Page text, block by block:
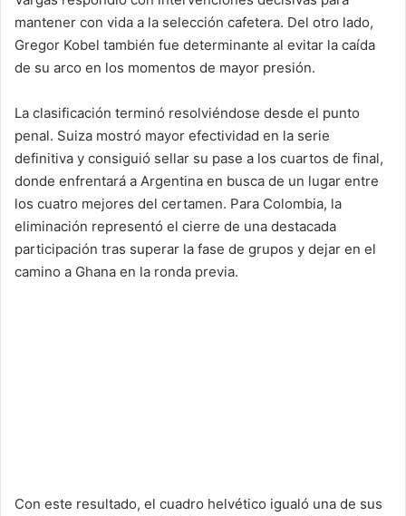
mantener con vida a la selección cafetera. Del otro lado,
Gregor Kobel también fue determinante al evitar la caída
de su arco en los momentos de mayor presión.
La clasificación terminó resolviéndose desde el punto
penal. Suiza mostró mayor efectividad en la serie
definitiva y consiguió sellar su pase a los cuartos de final,
donde enfrentará a Argentina en busca de un lugar entre
los cuatro mejores del certamen. Para Colombia, la
eliminación representó el cierre de una destacada
participación tras superar la fase de grupos y dejar en el
camino a Ghana en la ronda previa.
Con este resultado, el cuadro helvético igualó una de sus